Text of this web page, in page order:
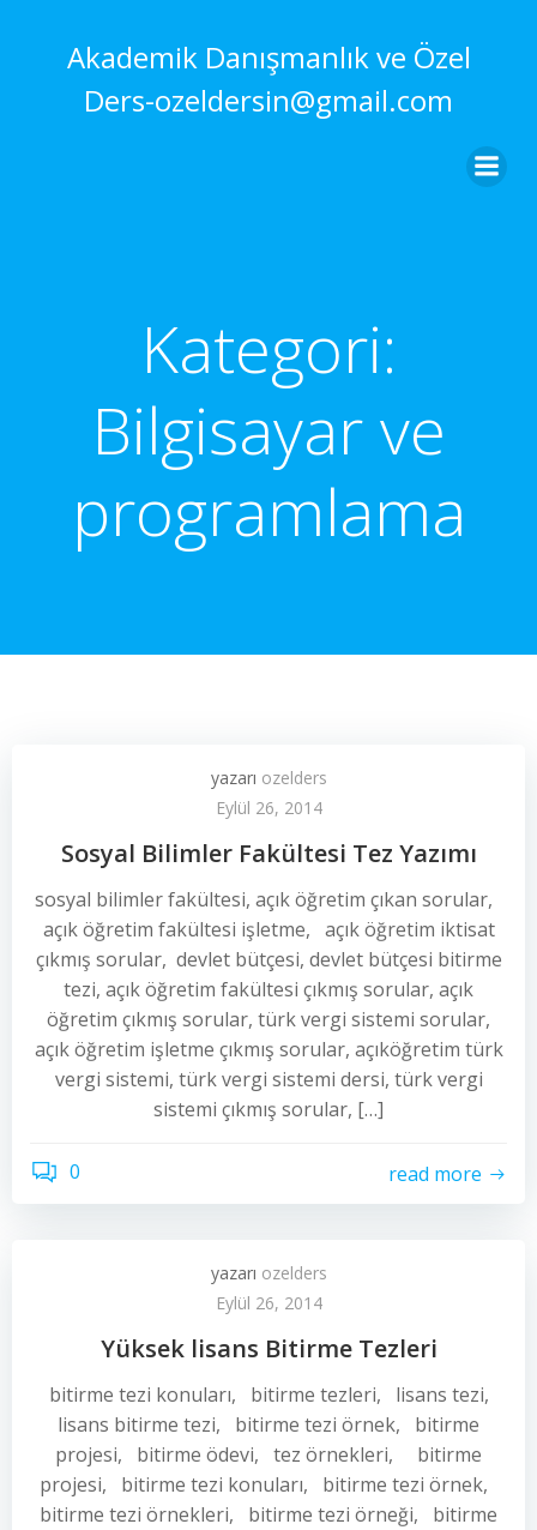
Akademik Danışmanlık ve Özel
Ders-ozeldersin@gmail.com
Kategori:
Bilgisayar ve
programlama
yazarı ozelders
Eylül 26, 2014
Sosyal Bilimler Fakültesi Tez Yazımı
sosyal bilimler fakültesi, açık öğretim çıkan sorular,
açık öğretim fakültesi işletme, açık öğretim iktisat
çıkmış sorular, devlet bütçesi, devlet bütçesi bitirme
tezi, açık öğretim fakültesi çıkmış sorular, açık
öğretim çıkmış sorular, türk vergi sistemi sorular,
açık öğretim işletme çıkmış sorular, açıköğretim türk
vergi sistemi, türk vergi sistemi dersi, türk vergi
sistemi çıkmış sorular, […]
0 read more
yazarı ozelders
Eylül 26, 2014
Yüksek lisans Bitirme Tezleri
bitirme tezi konuları, bitirme tezleri, lisans tezi,
lisans bitirme tezi, bitirme tezi örnek, bitirme
projesi, bitirme ödevi, tez örnekleri, bitirme
projesi, bitirme tezi konuları, bitirme tezi örnek,
bitirme tezi örnekleri, bitirme tezi örneği, bitirme